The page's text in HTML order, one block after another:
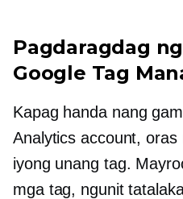
Pagdaragdag
Google Tag
Kapag handa nang
Analytics account,
iyong unang tag.
mga tag, ngunit